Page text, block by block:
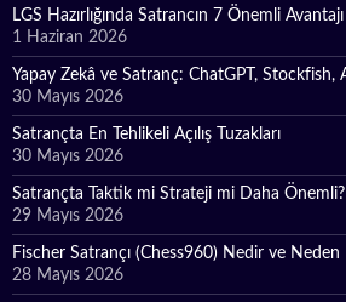
LGS Hazırlığında Satrancın 7 Önemli Avantajı
1 Haziran 2026
Yapay Zekâ ve Satranç: ChatGPT, Stockfish,
30 Mayıs 2026
Satrançta En Tehlikeli Açılış Tuzakları
30 Mayıs 2026
Satrançta Taktik mi Strateji mi Daha Önemli?
29 Mayıs 2026
Fischer Satrançı (Chess960) Nedir ve
28 Mayıs 2026